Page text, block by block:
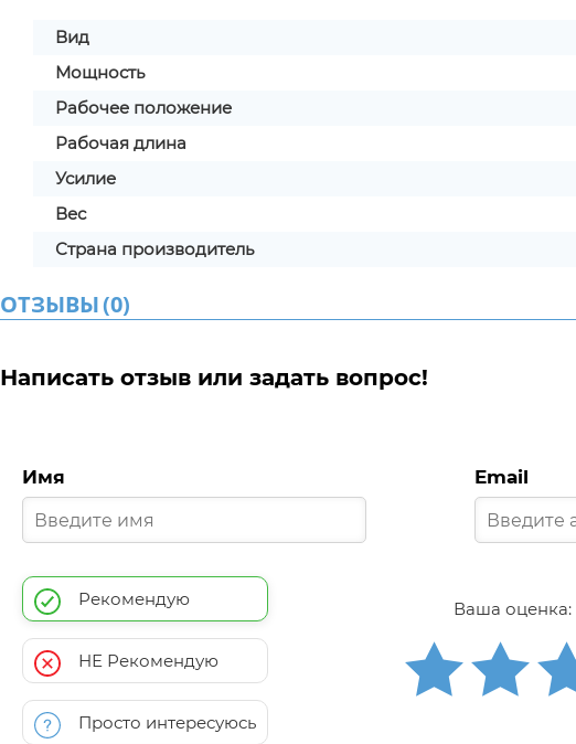
Вид
Мощность
Рабочее положение
Рабочая длина
Усилие
Вес
Страна производитель
ОТЗЫВЫ(0)
Написать отзыв или задать вопрос!
Имя Email
Рекомендую
НЕ Рекомендую
Просто интересуюсь
Ваша оценка: